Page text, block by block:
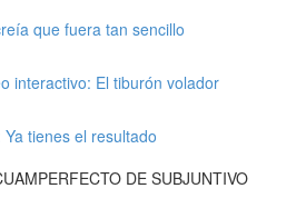
que fuera tan sencillo
interactivo: El tiburón volador
tienes el resultado
DE SUBJUNTIVO